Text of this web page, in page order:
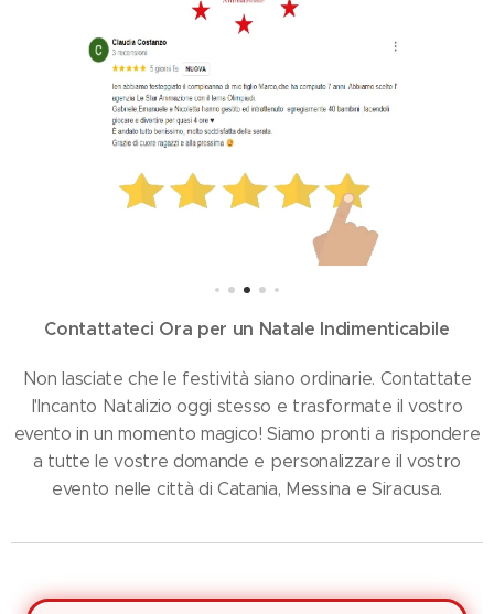
Contattateci Ora per un Natale Indimenticabile
Non lasciate che le festività siano ordinarie. Contattate
l'Incanto Natalizio oggi stesso e trasformate il vostro
evento in un momento magico! Siamo pronti a rispondere
a tutte le vostre domande e personalizzare il vostro
evento nelle città di Catania, Messina e Siracusa.